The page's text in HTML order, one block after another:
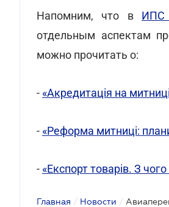
Напомним, что в ИПС
отдельным аспектам
можно прочитать о:
- «Акредитація на
- «Реформа митниці:
- «Експорт товарів. З
Главная / Новости /